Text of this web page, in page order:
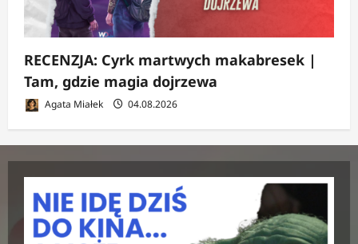
RECENZJA: Cyrk martwych makabresek |
Tam, gdzie magia dojrzewa
Agata Miałek 04.08.2026